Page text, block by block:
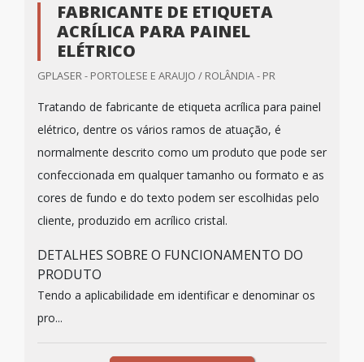
FABRICANTE DE ETIQUETA
ACRÍLICA PARA PAINEL
ELÉTRICO
GPLASER - PORTOLESE E ARAUJO / ROLÂNDIA - PR
Tratando de fabricante de etiqueta acrílica para painel
elétrico, dentre os vários ramos de atuação, é
normalmente descrito como um produto que pode ser
confeccionada em qualquer tamanho ou formato e as
cores de fundo e do texto podem ser escolhidas pelo
cliente, produzido em acrílico cristal.
DETALHES SOBRE O FUNCIONAMENTO DO
PRODUTO
Tendo a aplicabilidade em identificar e denominar os
pro...